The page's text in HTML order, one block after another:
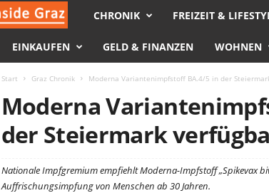
s
i
d
e
CHRONIK FREIZEIT &
EINKAUFEN GELD & FINANZEN WOHNEN
Start Graz Chronik Moderna Variantenimpfstoff BA.4/5 in der
Moderna
der Steiermark
Nationale Impfgremium empfiehlt Moderna-Impfstoff „Spikevax
Auffrischungsimpfung von Menschen ab 30 Jahren.